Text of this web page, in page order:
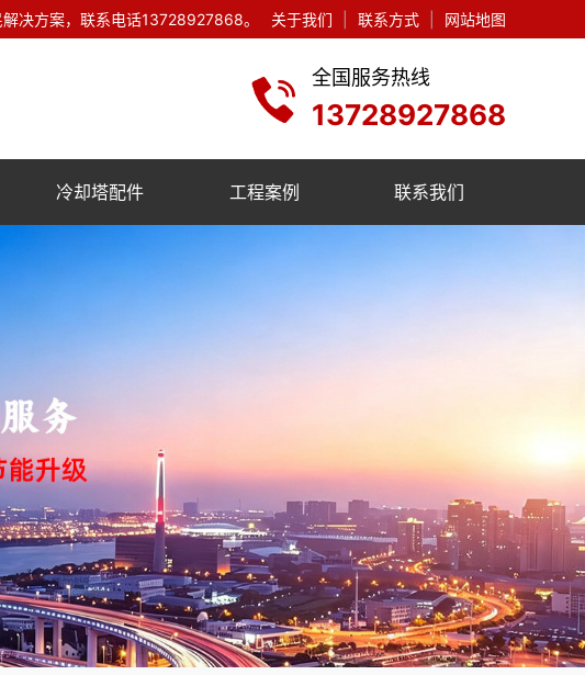
关于我们 联系方式 网站地图
决方案，联系电话13728927868。
全国服务热线
13728927868
冷却塔配件 工程案例 联系我们